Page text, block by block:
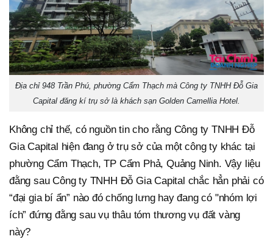
Địa chỉ 948 Trần Phú, phường Cẩm Thạch mà Công ty TNHH Đỗ Gia
Capital đăng kí trụ sở là khách sạn Golden Camellia Hotel.
Không chỉ thế, có nguồn tin cho rằng Công ty TNHH Đỗ
Gia Capital hiện đang ở trụ sở của một công ty khác tại
phường Cẩm Thạch, TP Cẩm Phả, Quảng Ninh. Vậy liệu
đằng sau Công ty TNHH Đỗ Gia Capital chắc hẳn phải có
“đại gia bí ẩn” nào đó chống lưng hay đang có "nhóm lợi
ích” đứng đằng sau vụ thâu tóm thương vụ đất vàng
này?